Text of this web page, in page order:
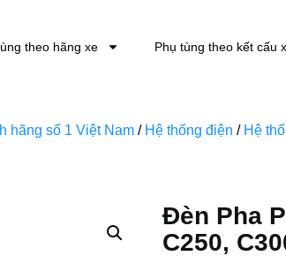
theo hãng xe Phụ tùng theo kết cấu
hãng số 1 Việt Nam / Hệ thống điện / Hệ
Đèn Pha
C250,